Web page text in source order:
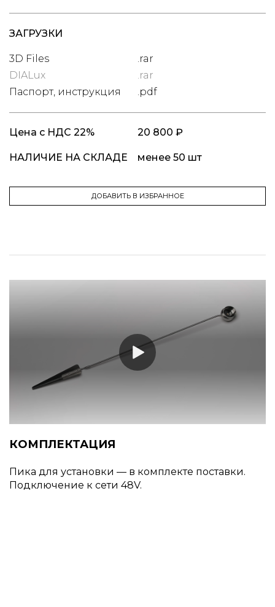
ЗАГРУЗКИ
3D Files
.rar
DIALux
.rar
Паспорт, инструкция
.pdf
Цена с НДС 22% 20 800 ₽
НАЛИЧИЕ НА СКЛАДЕ менее 50 шт
ДОБАВИТЬ В ИЗБРАННОЕ
КОМПЛЕКТАЦИЯ
Пика для установки — в комплекте поставки.
Подключение к сети 48V.